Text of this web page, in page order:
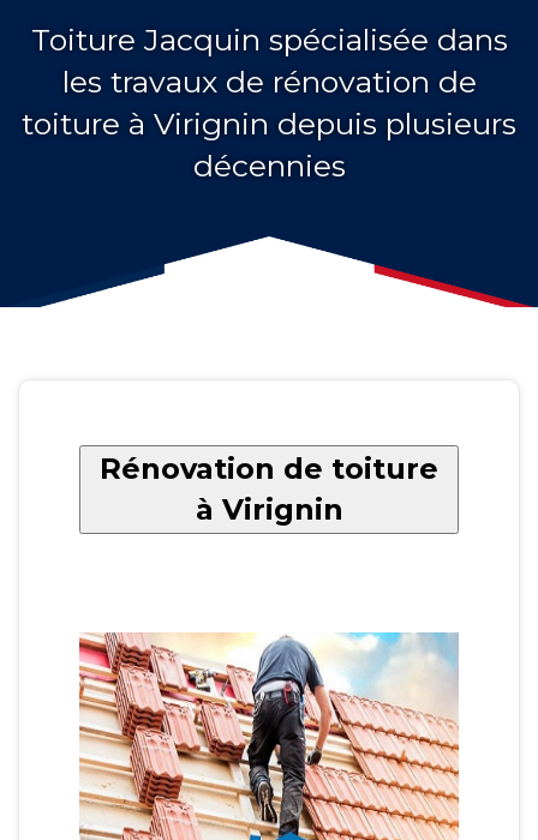
Toiture Jacquin spécialisée dans
les travaux de rénovation de
toiture à Virignin depuis plusieurs
décennies
Rénovation de toiture
à Virignin